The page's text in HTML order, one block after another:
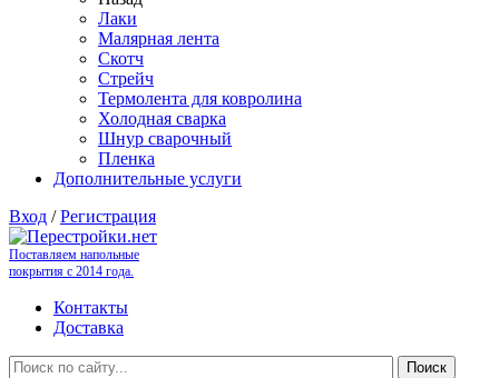
Лаки
Малярная лента
Скотч
Стрейч
Термолента для ковролина
Холодная сварка
Шнур сварочный
Пленка
Дополнительные услуги
Вход /Регистрация
Поставляем напольные
покрытия с 2014 года.
Контакты
Доставка